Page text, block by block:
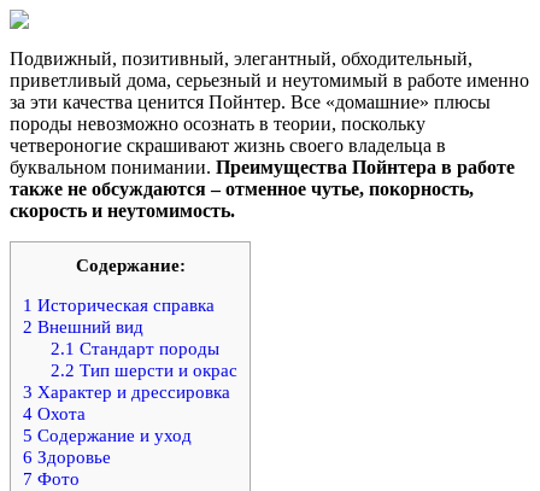
Подвижный, позитивный, элегантный, обходительный,
приветливый дома, серьезный и неутомимый в работе именно
за эти качества ценится Пойнтер. Все «домашние» плюсы
породы невозможно осознать в теории, поскольку
четвероногие скрашивают жизнь своего владельца в
буквальном понимании. Преимущества Пойнтера в работе
также не обсуждаются – отменное чутье, покорность,
скорость и неутомимость.
Содержание:
1 Историческая справка
2 Внешний вид
2.1 Стандарт породы
2.2 Тип шерсти и окрас
3 Характер и дрессировка
4 Охота
5 Содержание и уход
6 Здоровье
7 Фото